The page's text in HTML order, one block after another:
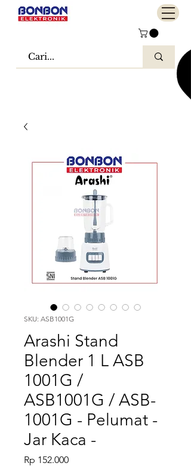
SKU: ASB1001G
Arashi Stand
Blender 1 L ASB
1001G /
ASB1001G / ASB-
1001G - Pelumat -
Jar Kaca -
Rp 152.000Harga